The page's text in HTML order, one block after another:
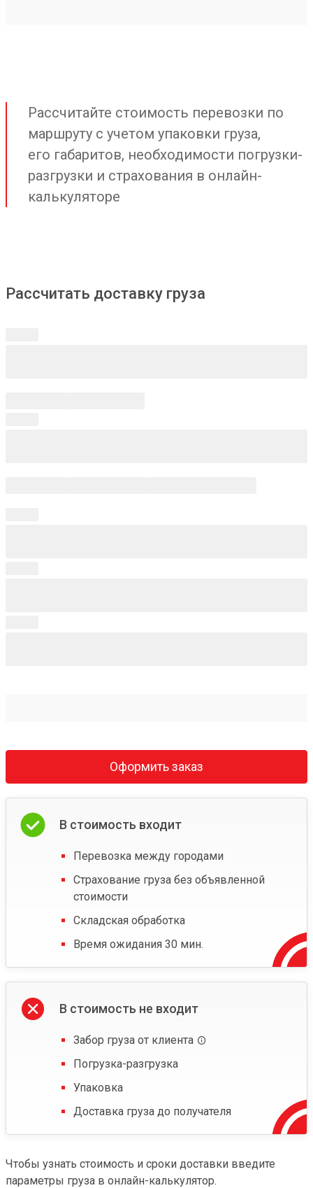
Рассчитайте стоимость перевозки по
маршруту с учетом упаковки груза,
его габаритов, необходимости погрузки-
разгрузки и страхования в онлайн-
калькуляторе
Рассчитать доставку груза
Оформить заказ
В стоимость входит
Перевозка между городами
Страхование груза без объявленной
стоимости
Складская обработка
Время ожидания 30 мин.
В стоимость не входит
Забор груза от клиента
Погрузка-разгрузка
Упаковка
Доставка груза до получателя
Чтобы узнать стоимость и сроки доставки введите
параметры груза в онлайн-калькулятор.